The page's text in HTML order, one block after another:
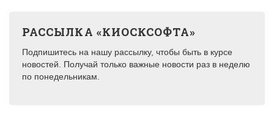
РАССЫЛКА «КИОСКСОФТА»
Подпишитесь на нашу рассылку, чтобы быть в курсе
новостей. Получай только важные новости раз в неделю
по понедельникам.